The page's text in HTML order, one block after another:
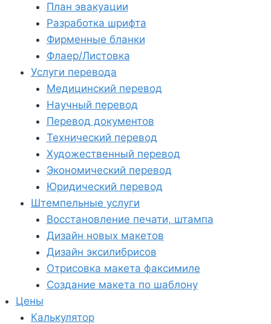
План эвакуации
Разработка шрифта
Фирменные бланки
Флаер/Листовка
Услуги перевода
Медицинский перевод
Научный перевод
Перевод документов
Технический перевод
Художественный перевод
Экономический перевод
Юридический перевод
Штемпельные услуги
Восстановление печати, штампа
Дизайн новых макетов
Дизайн эксилибрисов
Отрисовка макета факсимиле
Создание макета по шаблону
Цены
Калькулятор